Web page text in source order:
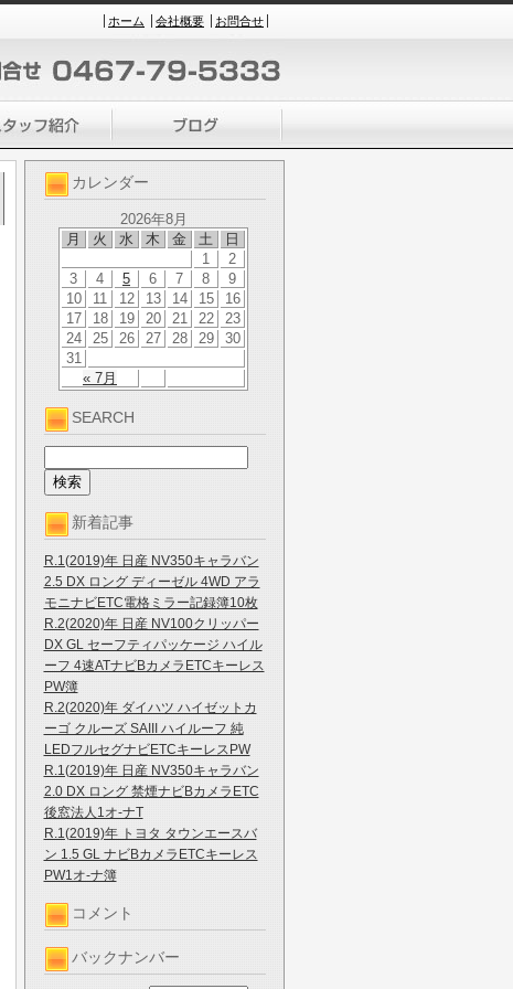
ホーム 会社概要 お問合せ
カレンダー
2026年8月
月
火 水 木 金 土 日
« 7月
1
2
3
4 5 6 7 8
9
10
11 12 13 14 15
16
17
18 19 20 21 22
23
24
25 26 27 28 29
30
31
SEARCH
新着記事
R.1(2019)年 日産 NV350キャラバン
2.5 DX ロング ディーゼル 4WD アラ
モニナビETC電格ミラー記録簿10枚
R.2(2020)年 日産 NV100クリッパー
DX GL セーフティパッケージ ハイル
ーフ 4速ATナビBカメラETCキーレス
PW簿
R.2(2020)年 ダイハツ ハイゼットカ
ーゴ クルーズ SAIII ハイルーフ 純
LEDフルセグナビETCキーレスPW
R.1(2019)年 日産 NV350キャラバン
2.0 DX ロング 禁煙ナビBカメラETC
後窓法人1オ-ナT
R.1(2019)年 トヨタ タウンエースバ
ン 1.5 GL ナビBカメラETCキーレス
PW1オ-ナ簿
コメント
バックナンバー